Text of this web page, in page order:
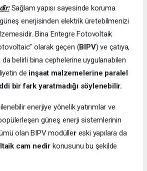
Sağlam yapısı sayesinde koruma
enerjisinden elektrik üretebilmenizi
Bina Entegre Fotovoltaik
olarak geçen (BIPV) ve çatıya,
belirli bina cephelerine uygulanabilen
de inşaat malzemelerine paralel
bir fark yaratmadığı söylenebilir.
enerjiye yönelik yatırımlar ve
güneş enerji sistemlerinin
olan BIPV modüller eski yapılara da
cam nedir konusunu bu şekilde